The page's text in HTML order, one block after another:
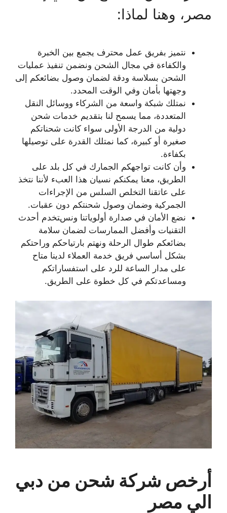
مصر، وهنا لماذا:
نتميز بفريق عمل محترف يجمع بين الخبرة
والكفاءة في مجال الشحن ونضمن تنفيذ عمليات
الشحن بسلاسة ودقة لضمان وصول بضائعكم إلى
وجهتها بأمان وفي الوقت المحدد.
نمتلك شبكة واسعة من الشركاء ووسائل النقل
المتعددة، مما يسمح لنا بتقديم خدمات شحن
دولية من الدرجة الأولى سواء كانت شحناتكم
صغيرة أو كبيرة، كما نمتلك القدرة على توصيلها
بكفاءة.
وأن كانت تواجهكم الجمارك في كل بلد على
الطريق، معنا يمكنكم نسيان هذا العبء لأننا نتخذ
على عاتقنا التخلص السلس من الإجراءات
الجمركية وضمان وصول شحنتكم دون عقبات.
نضع الأمان في صدارة أولوياتنا ونستخدم أحدث
التقنيات وأفضل الممارسات لضمان سلامة
بضائعكم طوال الرحلة ونهتم بارتياحكم وراحتكم
بشكل أساسي فريق خدمة العملاء لدينا متاح
على مدار الساعة للرد على استفساراتكم
ومساعدتكم في كل خطوة على الطريق.
أرخص شركة شحن من دبي
الي مصر